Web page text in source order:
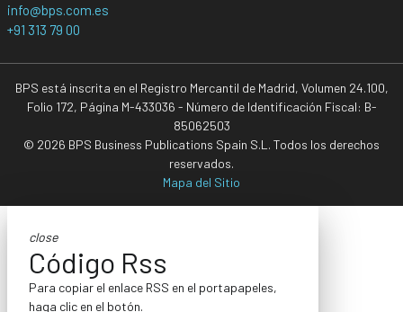
info@bps.com.es
+91 313 79 00
BPS está inscrita en el Registro Mercantil de Madrid, Volumen 24.100,
Folio 172, Página M-433036 - Número de Identificación Fiscal: B-
85062503
© 2026 BPS Business Publications Spain S.L. Todos los derechos
reservados.
Mapa del Sitio
close
Código Rss
Para copiar el enlace RSS en el portapapeles,
haga clic en el botón.